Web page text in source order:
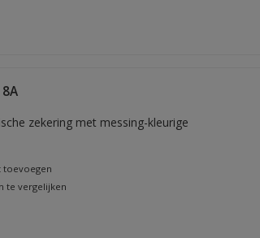
zekering met messing-kleurige
toevoegen
te vergelijken